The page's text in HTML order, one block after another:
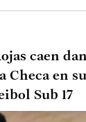
caen
Checa en
Sub 17